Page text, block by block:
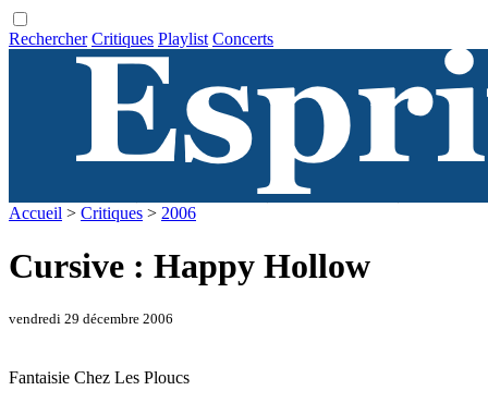
Rechercher Critiques Playlist Concerts
Accueil > Critiques > 2006
Cursive : Happy Hollow
vendredi 29 décembre 2006
Fantaisie Chez Les Ploucs